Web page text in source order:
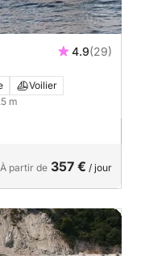
4.9(29)
Voilier
m
À partir de 357 € / jour